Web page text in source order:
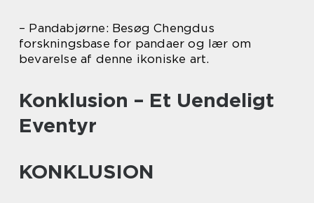
– Pandabjørne: Besøg Chengdus
forskningsbase for pandaer og lær om
bevarelse af denne ikoniske art.
Konklusion – Et Uendeligt
Eventyr
KONKLUSION